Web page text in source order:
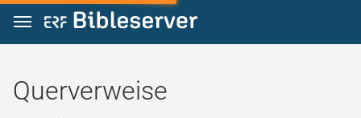
Zum Inhalt springen
Querverweise